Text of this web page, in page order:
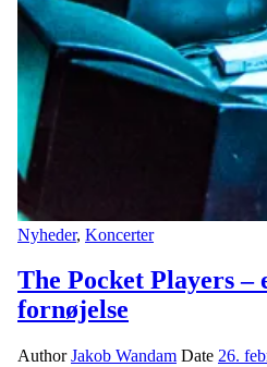
Nyheder, Koncerter
The Pocket Players –
fornøjelse
AuthorJakob Wandam Date 26.